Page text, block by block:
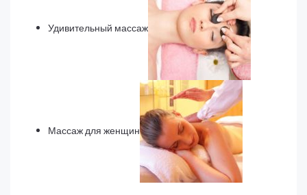
Удивительный массаж
Массаж для женщин